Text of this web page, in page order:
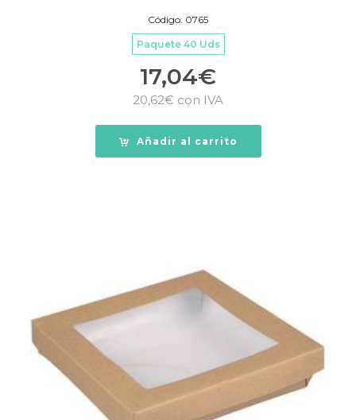
Código: 0765
Paquete 40 Uds
17,04€
20,62€ con IVA
Añadir al carrito